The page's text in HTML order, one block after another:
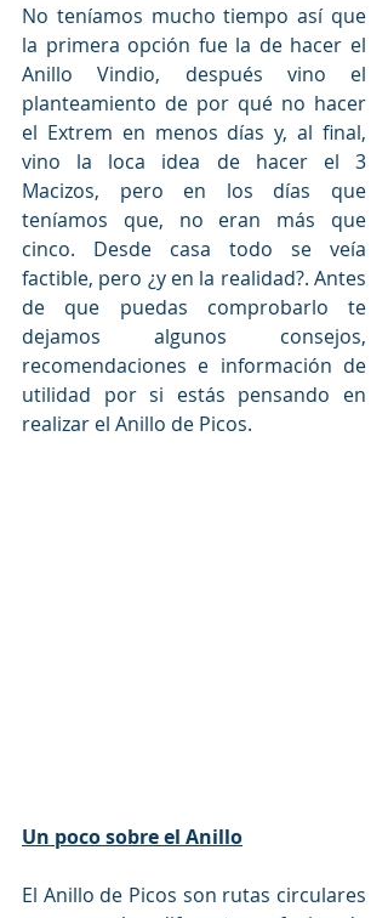
No teníamos mucho tiempo así que
la primera opción fue la de hacer el
Anillo Vindio, después vino el
planteamiento de por qué no hacer
el Extrem en menos días y, al final,
vino la loca idea de hacer el 3
Macizos, pero en los días que
teníamos que, no eran más que
cinco. Desde casa todo se veía
factible, pero ¿y en la realidad?. Antes
de que puedas comprobarlo te
dejamos algunos consejos,
recomendaciones e información de
utilidad por si estás pensando en
realizar el Anillo de Picos.
Un poco sobre el Anillo
El Anillo de Picos son rutas circulares